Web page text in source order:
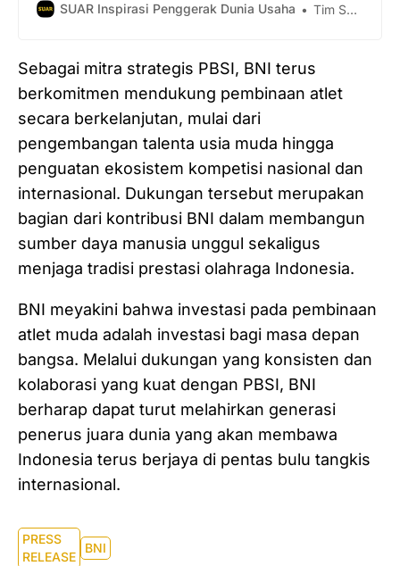
SUAR Inspirasi Penggerak Dunia Usaha Tim Suar
Sebagai mitra strategis PBSI, BNI terus
berkomitmen mendukung pembinaan atlet
secara berkelanjutan, mulai dari
pengembangan talenta usia muda hingga
penguatan ekosistem kompetisi nasional dan
internasional. Dukungan tersebut merupakan
bagian dari kontribusi BNI dalam membangun
sumber daya manusia unggul sekaligus
menjaga tradisi prestasi olahraga Indonesia.
BNI meyakini bahwa investasi pada pembinaan
atlet muda adalah investasi bagi masa depan
bangsa. Melalui dukungan yang konsisten dan
kolaborasi yang kuat dengan PBSI, BNI
berharap dapat turut melahirkan generasi
penerus juara dunia yang akan membawa
Indonesia terus berjaya di pentas bulu tangkis
internasional.
PRESS
RELEASE
BNI